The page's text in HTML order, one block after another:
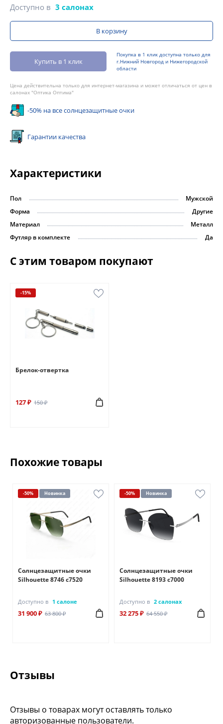
Доступно в 3 салонах
В корзину
Купить в 1 клик
Покупка в 1 клик доступна только для
г.Нижний Новгород и Нижегородской
области
Цена действительна только для интернет-магазина и может отличаться от цен в
салонах "Оптика Оптима"
-50% на все солнцезащитные очки
Гарантии качества
Характеристики
Пол
Мужской
Форма
Другие
Материал
Металл
Футляр в комплекте
Да
С этим товаром покупают
-15%
Брелок-отвертка
127 ₽ 150 ₽
Похожие товары
-50% Новинка
Солнцезащитные очки
Silhouette 8746 с7520
Доступно в 1 салоне
31 900 ₽ 63 800 ₽
-50% Новинка
Солнцезащитные очки
Silhouette 8193 с7000
Доступно в 2 салонах
32 275 ₽ 64 550 ₽
Отзывы
Отзывы о товарах могут оставлять только
авторизованные пользователи.